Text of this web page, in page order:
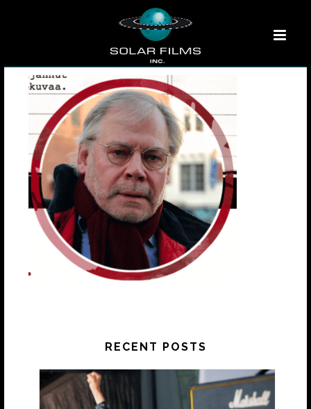
RECENT POSTS